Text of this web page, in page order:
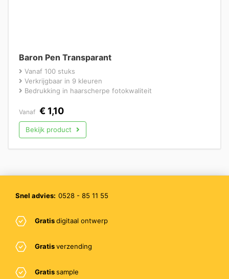
Baron Pen Transparant
Vanaf 100 stuks
Verkrijgbaar in 9 kleuren
Bedrukking in haarscherpe fotokwaliteit
Vanaf € 1,10
Bekijk product
Snel advies: 0528 - 85 11 55
Gratisdigitaal ontwerp
Gratisverzending
Gratissample